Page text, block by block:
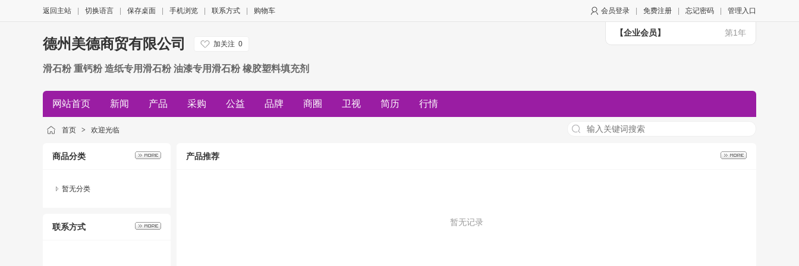
会员登录 免费注册 忘记密码 管理入口
返回主站 切换语言 保存桌面 手机浏览 联系方式 购物车
【企业会员】 第1年
德州美德商贸有限公司 加关注 0
滑石粉 重钙粉 造纸专用滑石粉 油漆专用滑石粉 橡胶塑料填充剂
网站首页 新闻 产品 采购 公益 品牌 商圈 卫视 简历 行情
首页 > 欢迎光临
商品分类
暂无分类
联系方式
产品推荐
暂无记录